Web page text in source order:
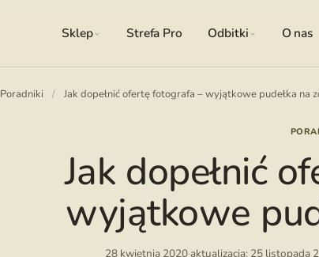
Sklep Strefa Pro Odbitki O nas
Poradniki / Jak dopełnić ofertę fotografa – wyjątkowe pudełka na
Jak dopełnić
wyjątkowe
28 kwietnia 2020·aktualizacja: 25 listopada